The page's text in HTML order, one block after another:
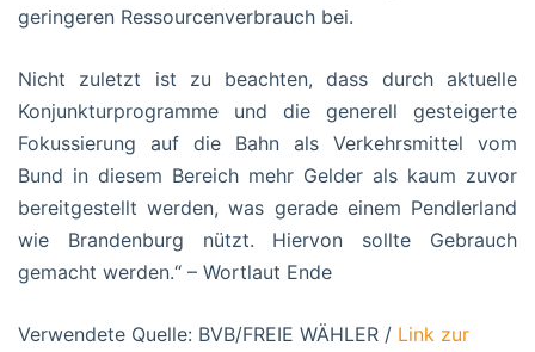
geringeren Ressourcenverbrauch bei.
Nicht zuletzt ist zu beachten, dass durch aktuelle
Konjunkturprogramme und die generell gesteigerte
Fokussierung auf die Bahn als Verkehrsmittel vom
Bund in diesem Bereich mehr Gelder als kaum zuvor
bereitgestellt werden, was gerade einem Pendlerland
wie Brandenburg nützt. Hiervon sollte Gebrauch
gemacht werden.“ – Wortlaut Ende
Verwendete Quelle: BVB/FREIE WÄHLER / Link zur